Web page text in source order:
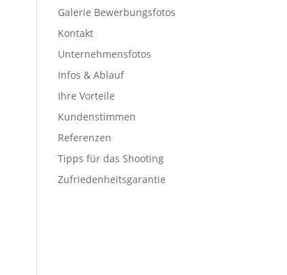
Galerie Bewerbungsfotos
Kontakt
Unternehmensfotos
Infos & Ablauf
Ihre Vorteile
Kundenstimmen
Referenzen
Tipps für das Shooting
Zufriedenheitsgarantie